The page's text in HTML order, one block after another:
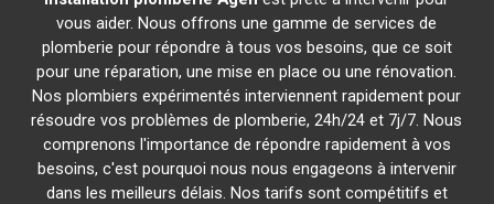
vous aider. Nous offrons une gamme de services de
plomberie pour répondre à tous vos besoins, que ce soit
pour une réparation, une mise en place ou une rénovation.
Nos plombiers expérimentés interviennent rapidement pour
résoudre vos problèmes de plomberie, 24h/24 et 7j/7. Nous
comprenons l'importance de répondre rapidement à vos
besoins, c'est pourquoi nous nous engageons à intervenir
dans les meilleurs délais. Nos tarifs sont compétitifs et